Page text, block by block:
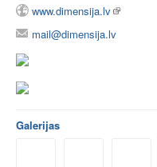
www.dimensija.lv
mail@dimensija.lv
Galerijas